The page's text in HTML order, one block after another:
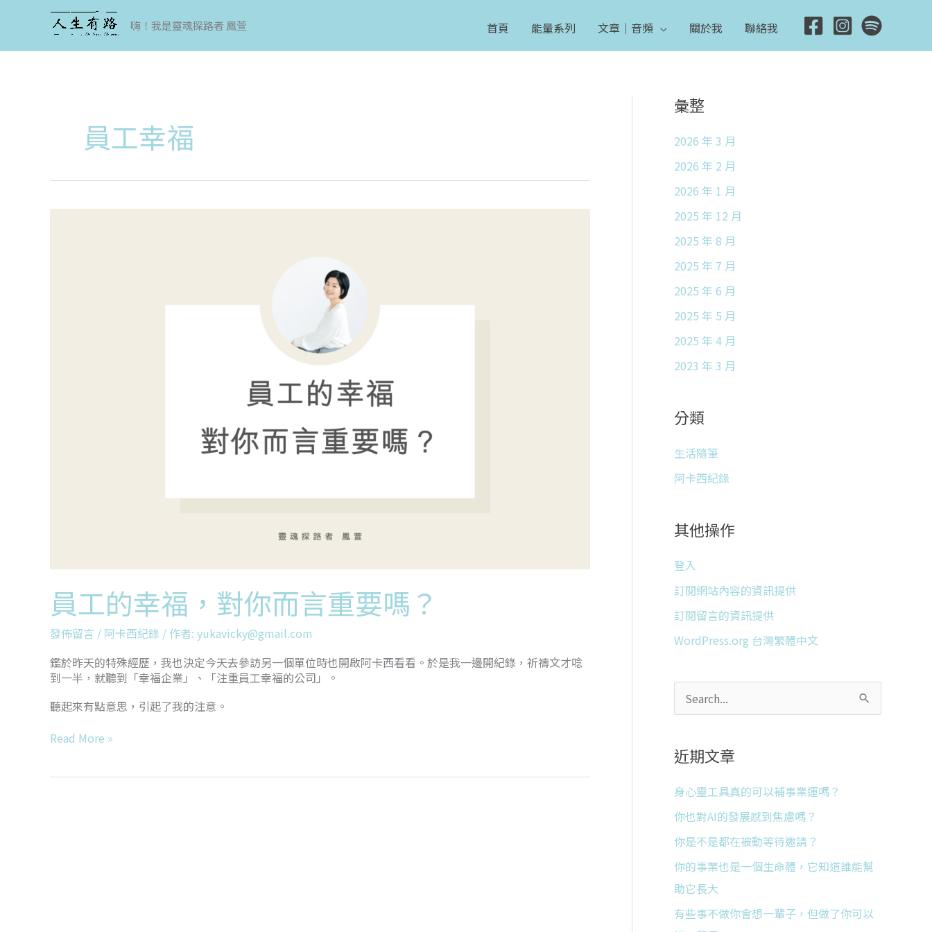
要
嗨！我是靈魂探路者 鳳萱 首頁 能量系列 文章｜音頻 關於我 聯絡我
員工幸福
員工的幸福，對你而言重要嗎？
發佈留言 / 阿卡西紀錄 / 作者: yukavicky@gmail.com
鑑於昨天的特殊經歷，我也決定今天去參訪另一個單位時也開啟阿卡西看看。於是我一邊開紀錄，祈禱文才唸
到一半，就聽到「幸福企業」、「注重員工幸福的公司」。
聽起來有點意思，引起了我的注意。
Read More »
彙整
2026 年 3 月
2026 年 2 月
2026 年 1 月
2025 年 12 月
2025 年 8 月
2025 年 7 月
2025 年 6 月
2025 年 5 月
2025 年 4 月
2023 年 3 月
分類
生活隨筆
阿卡西紀錄
其他操作
登入
訂閱網站內容的資訊提供
訂閱留言的資訊提供
WordPress.org 台灣繁體中文
關
鍵
字
:
近期文章
身心靈工具真的可以補事業運嗎？
你也對AI的發展感到焦慮嗎？
你是不是都在被動等待邀請？
你的事業也是一個生命體，它知道誰能幫
助它長大
有些事不做你會想一輩子，但做了你可以